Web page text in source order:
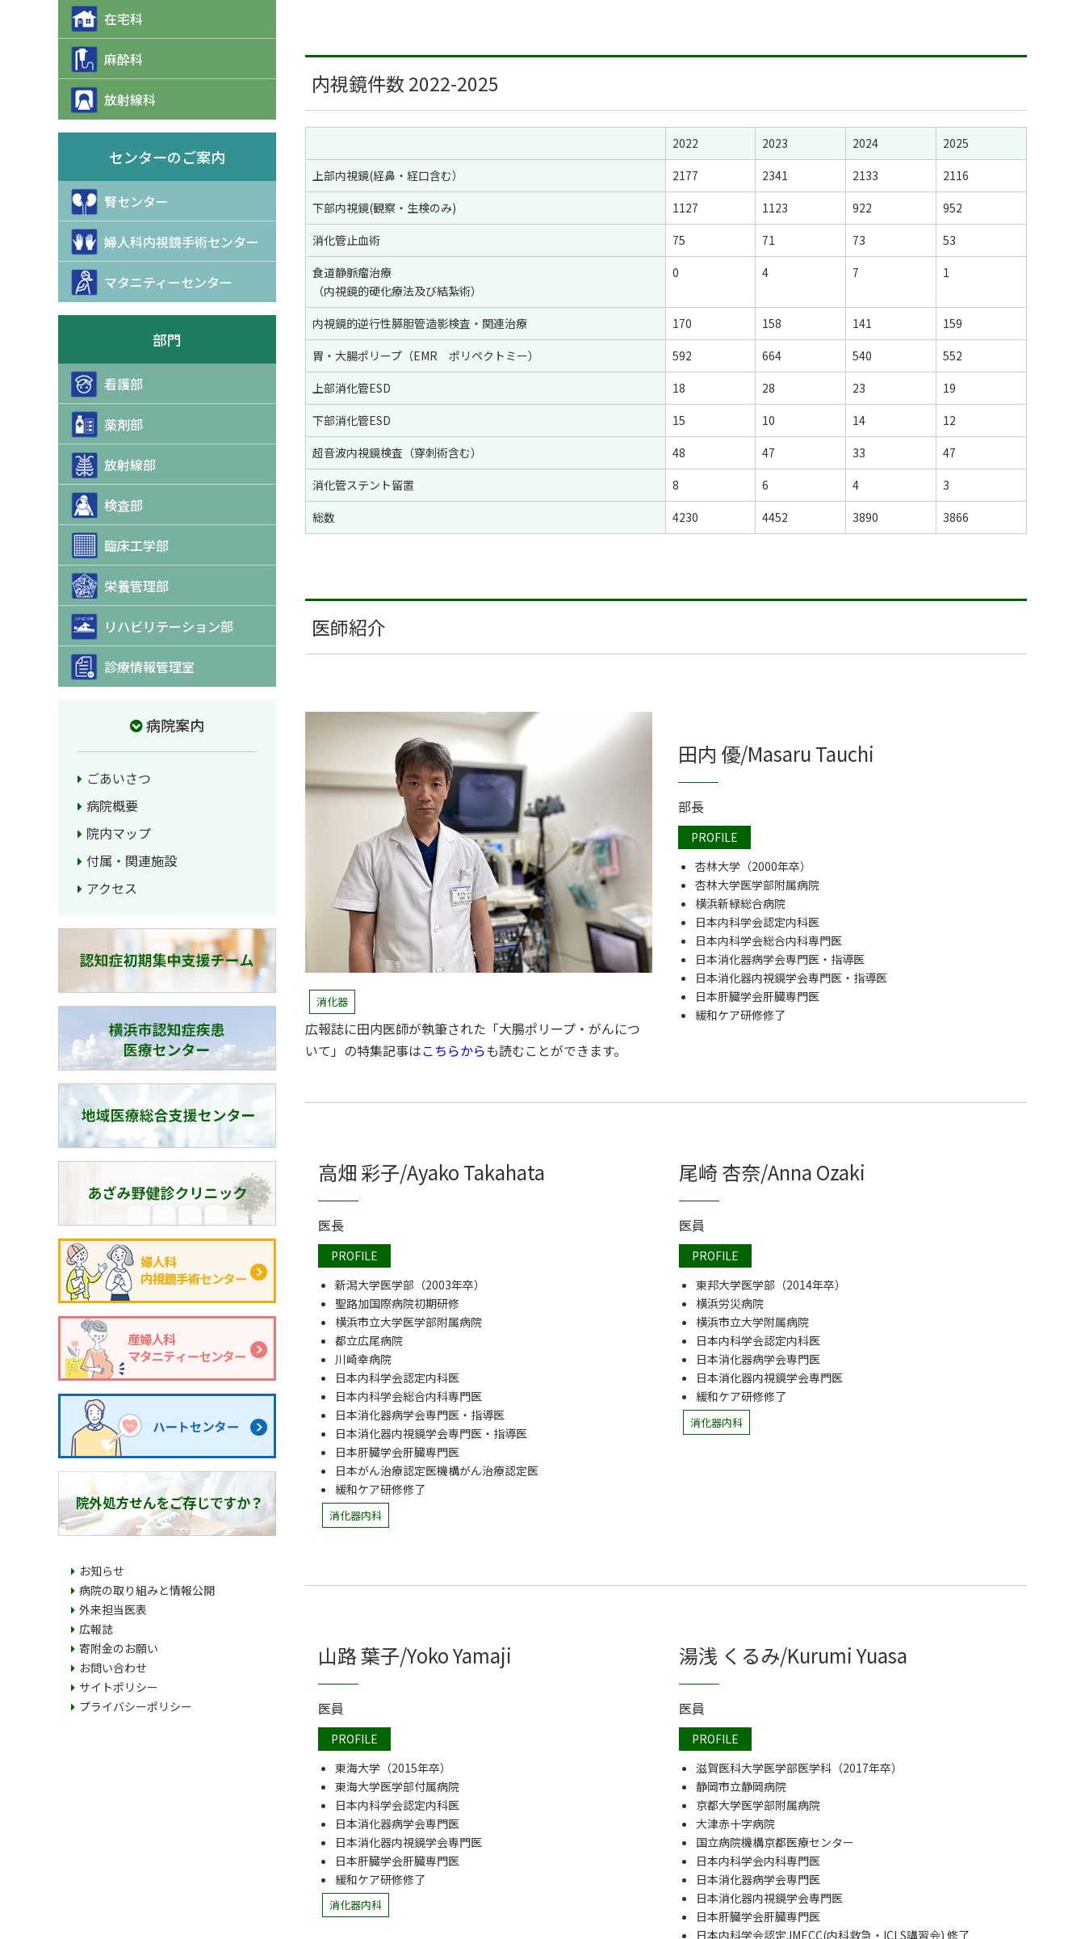
在宅科
麻酔科
放射線科
センターのご案内
腎センター
婦人科内視鏡手術センター
マタニティーセンター
部門
看護部
薬剤部
放射線部
検査部
臨床工学部
栄養管理部
リハビリテーション部
診療情報管理室
病院案内
ごあいさつ
病院概要
院内マップ
付属・関連施設
アクセス
お知らせ
病院の取り組みと情報公開
外来担当医表
広報誌
寄附金のお願い
お問い合わせ
サイトポリシー
プライバシーポリシー
内視鏡件数 2022-2025
2022 2023 2024
2025
上部内視鏡(経鼻・経口含む）
2177 2341 2133
2116
下部内視鏡(観察・生検のみ)
1127 1123 922
952
消化管止血術
75 71 73
53
食道静脈瘤治療
（内視鏡的硬化療法及び結紮術）
0 4 7 1
内視鏡的逆行性膵胆管造影検査・関連治療 170 158 141
159
胃・大腸ポリープ（EMR ポリペクトミー）
592 664 540
552
上部消化管ESD
18 28 23
19
下部消化管ESD
15 10 14
12
超音波内視鏡検査（穿刺術含む）
48 47 33
47
消化管ステント留置
8 6 4
3
総数
4230 4452 3890 3866
医師紹介
田内 優/Masaru Tauchi
部長
PROFILE
杏林大学（2000年卒）
杏林大学医学部附属病院
横浜新緑総合病院
日本内科学会認定内科医
日本内科学会総合内科専門医
日本消化器病学会専門医・指導医
日本消化器内視鏡学会専門医・指導医
日本肝臓学会肝臓専門医
緩和ケア研修修了
消化器
広報誌に田内医師が執筆された「大腸ポリープ・がんにつ
いて」の特集記事はこちらからも読むことができます。
高畑 彩子/Ayako Takahata
医長
PROFILE
新潟大学医学部（2003年卒）
聖路加国際病院初期研修
横浜市立大学医学部附属病院
都立広尾病院
川崎幸病院
日本内科学会認定内科医
日本内科学会総合内科専門医
日本消化器病学会専門医・指導医
日本消化器内視鏡学会専門医・指導医
日本肝臓学会肝臓専門医
日本がん治療認定医機構がん治療認定医
緩和ケア研修修了
消化器内科
尾崎 杏奈/Anna Ozaki
医員
PROFILE
東邦大学医学部（2014年卒）
横浜労災病院
横浜市立大学附属病院
日本内科学会認定内科医
日本消化器病学会専門医
日本消化器内視鏡学会専門医
緩和ケア研修修了
消化器内科
山路 葉子/Yoko Yamaji
医員
PROFILE
東海大学（2015年卒）
東海大学医学部付属病院
日本内科学会認定内科医
日本消化器病学会専門医
日本消化器内視鏡学会専門医
日本肝臓学会肝臓専門医
緩和ケア研修修了
消化器内科
湯浅 くるみ/Kurumi Yuasa
医員
PROFILE
滋賀医科大学医学部医学科（2017年卒）
静岡市立静岡病院
京都大学医学部附属病院
大津赤十字病院
国立病院機構京都医療センター
日本内科学会内科専門医
日本消化器病学会専門医
日本消化器内視鏡学会専門医
日本肝臓学会肝臓専門医
日本内科学会認定JMECC(内科救急・ICLS講習会) 修了